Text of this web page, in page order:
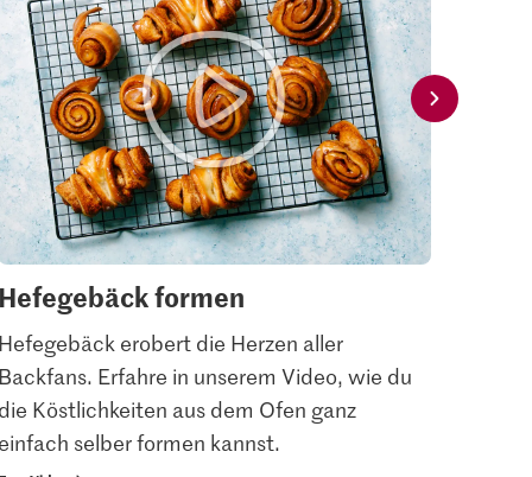
Hefegebäck formen
Hefegebäck erobert die Herzen aller
Backfans. Erfahre in unserem Video, wie du
die Köstlichkeiten aus dem Ofen ganz
einfach selber formen kannst.